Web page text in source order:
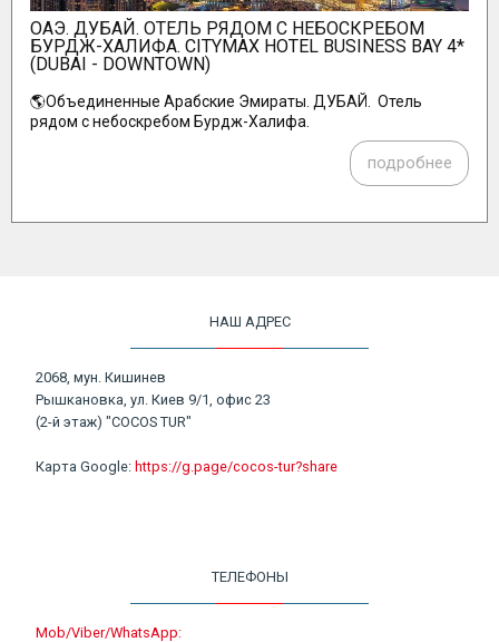
ОАЭ. ДУБАЙ. ОТЕЛЬ РЯДОМ С НЕБОСКРЕБОМ
БУРДЖ-ХАЛИФА. CITYMAX HOTEL BUSINESS BAY 4*
(DUBAI - DOWNTOWN)
🌎Объединенные Арабские Эмираты. ДУБАЙ. Отель
рядом с небоскребом Бурдж-Халифа.
подробнее
НАШ АДРЕС
2068, мун. Кишинев
Рышкановка, ул. Киев 9/1, офис 23
(2-й этаж) "COCOS TUR"
Карта Google: https://g.page/cocos-tur?share
ТЕЛЕФОНЫ
Mob/Viber/WhatsApp: